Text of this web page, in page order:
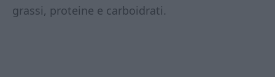
grassi, proteine e carboidrati.